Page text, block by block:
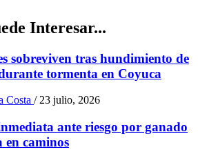
Interesar...
sobreviven tras hundimiento de
tormenta en Coyuca
Costa / 23 julio, 2026
ante riesgo por ganado
en caminos